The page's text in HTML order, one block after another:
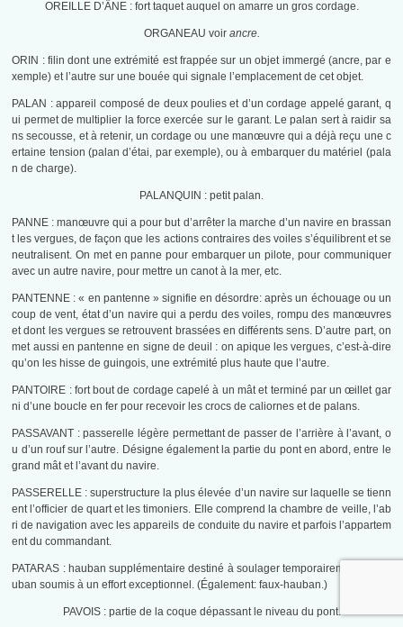
OREILLE D’ÂNE : fort taquet auquel on amarre un gros cordage.
ORGANEAU voir ancre.
ORIN : filin dont une extrémité est frappée sur un objet immergé (ancre, par e
xemple) et l’autre sur une bouée qui signale l’emplacement de cet objet.
PALAN : appareil composé de deux poulies et d’un cordage appelé garant, q
ui permet de multiplier la force exercée sur le garant. Le palan sert à raidir sa
ns secousse, et à retenir, un cordage ou une manœuvre qui a déjà reçu une c
ertaine tension (palan d’étai, par exemple), ou à embarquer du matériel (pala
n de charge).
PALANQUIN : petit palan.
PANNE : manœuvre qui a pour but d’arrêter la marche d’un navire en brassan
t les vergues, de façon que les actions contraires des voiles s’équilibrent et se
neutralisent. On met en panne pour embarquer un pilote, pour communiquer
avec un autre navire, pour mettre un canot à la mer, etc.
PANTENNE : « en pantenne » signifie en désordre: après un échouage ou un
coup de vent, état d’un navire qui a perdu des voiles, rompu des manœuvres
et dont les vergues se retrouvent brassées en différents sens. D’autre part, on
met aussi en pantenne en signe de deuil : on apique les vergues, c’est-à-dire
qu’on les hisse de guingois, une extrémité plus haute que l’autre.
PANTOIRE : fort bout de cordage capelé à un mât et terminé par un œillet gar
ni d’une boucle en fer pour recevoir les crocs de caliornes et de palans.
PASSAVANT : passerelle légère permettant de passer de l’arrière à l’avant, o
u d’un rouf sur l’autre. Désigne également la partie du pont en abord, entre le
grand mât et l’avant du navire.
PASSERELLE : superstructure la plus élevée d’un navire sur laquelle se tienn
ent l’officier de quart et les timoniers. Elle comprend la chambre de veille, l’ab
ri de navigation avec les appareils de conduite du navire et parfois l’appartem
ent du commandant.
PATARAS : hauban supplémentaire destiné à soulager temporairement un ha
uban soumis à un effort exceptionnel. (Également: faux-hauban.)
PAVOIS : partie de la coque dépassant le niveau du pont.